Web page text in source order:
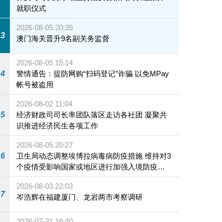
就职仪式
3
2026-08-05 20:35
澳门海关晋升9名副关务监督
4
2026-08-05 15:14
警情通告：提防网购“扫码登记”诈骗 以免MPay
帐号被盗用
5
2026-08-02 11:04
经济财政司司长率团队落区走访各社团 凝聚共
识推进经济民生各项工作
6
2026-08-05 20:27
卫生局动态调整埃博拉病毒病防疫措施 维持对3
个疫情受影响国家或地区进行加强入境防疫措
施
7
2026-08-03 22:03
岑浩辉在福建厦门、龙岩两市考察调研